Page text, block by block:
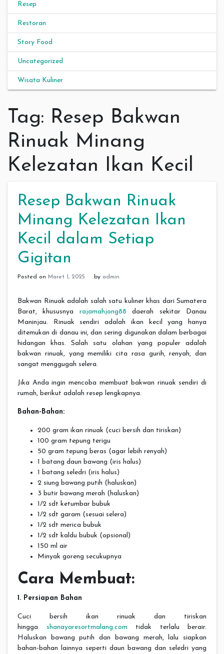
Resep
Restoran
Story Food
Uncategorized
Wisata Kuliner
Tag: Resep Bakwan
Rinuak Minang
Kelezatan Ikan Kecil
Resep Bakwan Rinuak
Minang Kelezatan Ikan
Kecil dalam Setiap
Gigitan
Posted on Maret 1, 2025 by admin
Bakwan Rinuak adalah salah satu kuliner khas dari Sumatera
Barat, khususnya rajamahjong88 daerah sekitar Danau
Maninjau. Rinuak sendiri adalah ikan kecil yang hanya
ditemukan di danau ini, dan sering digunakan dalam berbagai
hidangan khas. Salah satu olahan yang populer adalah
bakwan rinuak, yang memiliki cita rasa gurih, renyah, dan
sangat menggugah selera.
Jika Anda ingin mencoba membuat bakwan rinuak sendiri di
rumah, berikut adalah resep lengkapnya.
Bahan-Bahan:
200 gram ikan rinuak (cuci bersih dan tiriskan)
100 gram tepung terigu
50 gram tepung beras (agar lebih renyah)
1 batang daun bawang (iris halus)
1 batang seledri (iris halus)
2 siung bawang putih (haluskan)
3 butir bawang merah (haluskan)
1/2 sdt ketumbar bubuk
1/2 sdt garam (sesuai selera)
1/2 sdt merica bubuk
1/2 sdt kaldu bubuk (opsional)
150 ml air
Minyak goreng secukupnya
Cara Membuat:
1. Persiapan Bahan
Cuci bersih ikan rinuak dan tiriskan
hingga shanayaresortmalang.com tidak terlalu berair.
Haluskan bawang putih dan bawang merah, lalu siapkan
bahan-bahan lainnya seperti daun bawang dan seledri yang